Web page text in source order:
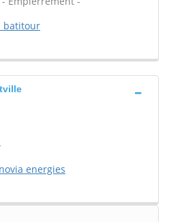
batitour
energies